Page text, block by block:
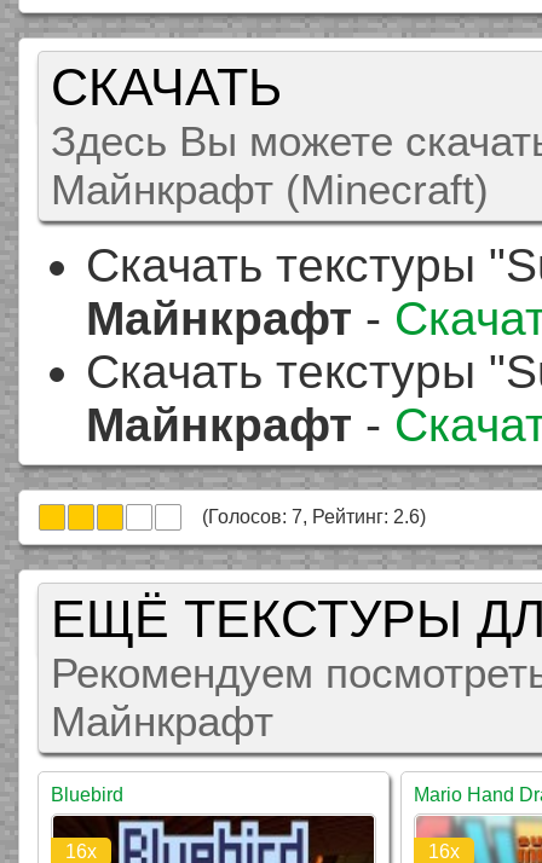
СКАЧАТЬ
Здесь Вы можете
Майнкрафт (Minecraft)
Скачать текстуры
Майнкрафт -
Скачать текстуры
Майнкрафт -
(Голосов: 7, Рейтинг: 2.6)
ЕЩЁ ТЕКСТУРЫ
Рекомендуем
Майнкрафт
Bluebird
16x
Mario Hand
16x